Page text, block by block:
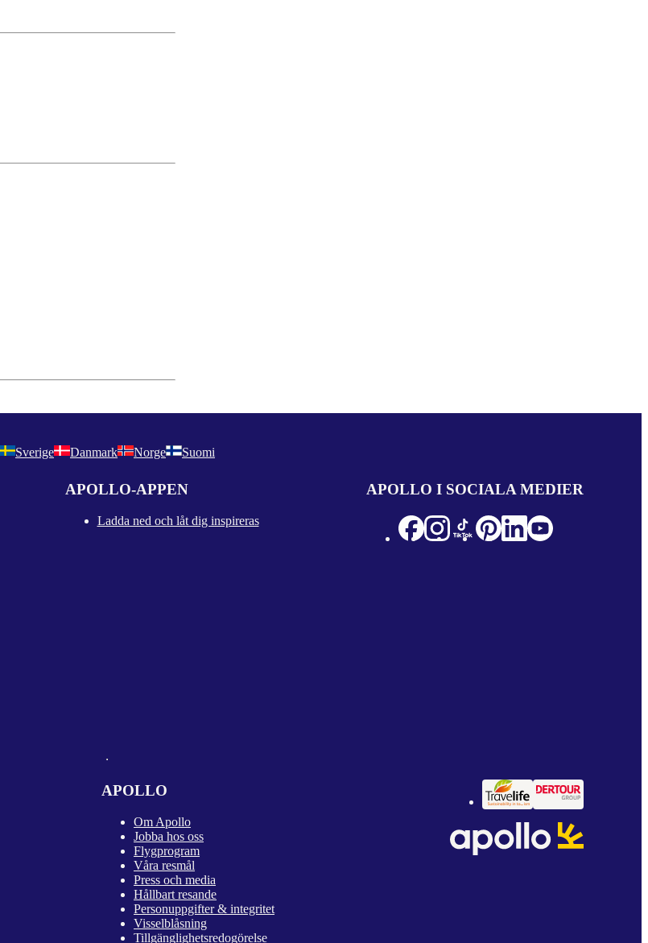
Sverige Danmark Norge Suomi
APOLLO-APPEN
Ladda ned och låt dig inspireras
APOLLO I SOCIALA MEDIER
APOLLO
Om Apollo
Jobba hos oss
Flygprogram
Våra resmål
Press och media
Hållbart resande
Personuppgifter & integritet
Visselblåsning
Tillgänglighetsredogörelse